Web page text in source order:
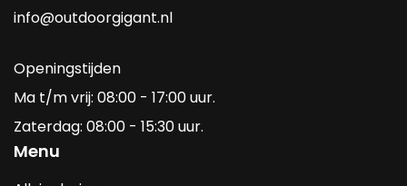
info@outdoorgigant.nl
Openingstijden
Ma t/m vrij: 08:00 - 17:00 uur.
Zaterdag: 08:00 - 15:30 uur.
Menu